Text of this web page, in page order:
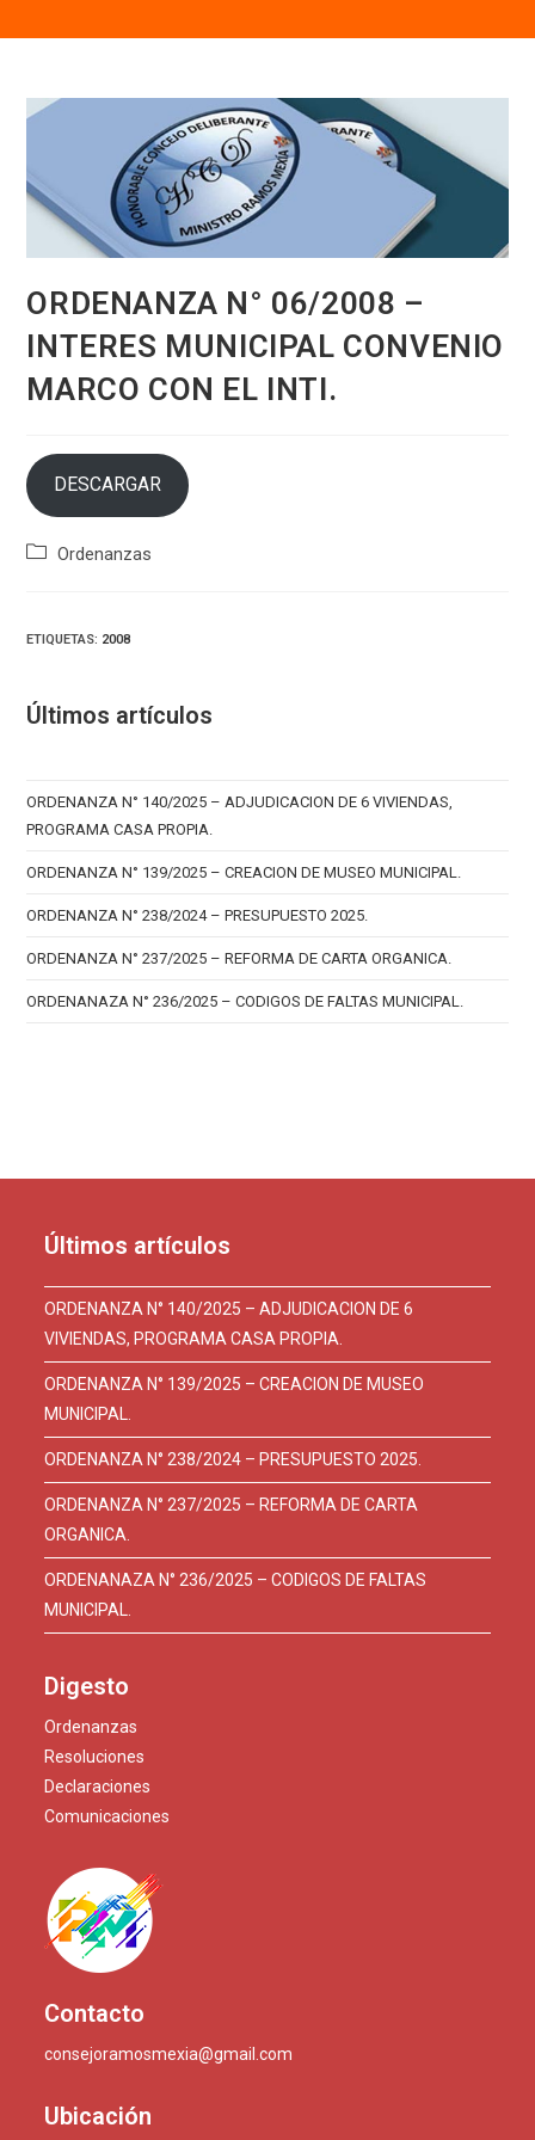
ORDENANZA N° 06/2008 –
INTERES MUNICIPAL CONVENIO
MARCO CON EL INTI.
DESCARGAR
Categoría
Ordenanzas
ETIQUETAS: 2008
Últimos artículos
ORDENANZA N° 140/2025 – ADJUDICACION DE 6 VIVIENDAS,
PROGRAMA CASA PROPIA.
ORDENANZA N° 139/2025 – CREACION DE MUSEO MUNICIPAL.
ORDENANZA N° 238/2024 – PRESUPUESTO 2025.
ORDENANZA N° 237/2025 – REFORMA DE CARTA ORGANICA.
ORDENANAZA N° 236/2025 – CODIGOS DE FALTAS MUNICIPAL.
Últimos artículos
ORDENANZA N° 140/2025 – ADJUDICACION DE 6
VIVIENDAS, PROGRAMA CASA PROPIA.
ORDENANZA N° 139/2025 – CREACION DE MUSEO
MUNICIPAL.
ORDENANZA N° 238/2024 – PRESUPUESTO 2025.
ORDENANZA N° 237/2025 – REFORMA DE CARTA
ORGANICA.
ORDENANAZA N° 236/2025 – CODIGOS DE FALTAS
MUNICIPAL.
Digesto
Ordenanzas
Resoluciones
Declaraciones
Comunicaciones
Contacto
consejoramosmexia@gmail.com
Ubicación